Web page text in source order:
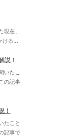
現在、
る...
説！
いたこ
の記事
！
たこと
記事で